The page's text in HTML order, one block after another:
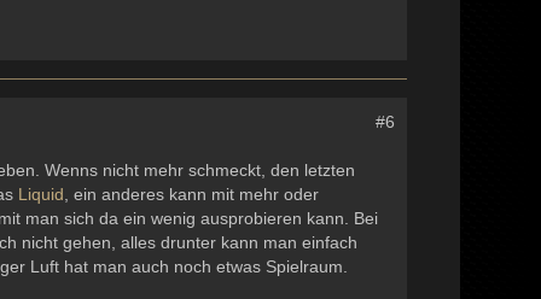
#6
Wenns nicht mehr schmeckt, den letzten
Liquid, ein anderes kann mit mehr oder
man sich da ein wenig ausprobieren kann. Bei
nicht gehen, alles drunter kann man einfach
Luft hat man auch noch etwas Spielraum.